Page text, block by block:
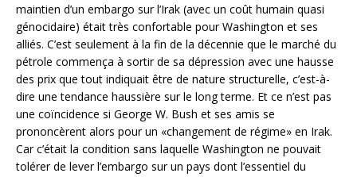
maintien d’un embargo sur l’Irak (avec un coût humain quasi
génocidaire) était très confortable pour Washington et ses
alliés. C’est seulement à la fin de la décennie que le marché du
pétrole commença à sortir de sa dépression avec une hausse
des prix que tout indiquait être de nature structurelle, c’est-à-
dire une tendance haussière sur le long terme. Et ce n’est pas
une coïncidence si George W. Bush et ses amis se
prononcèrent alors pour un «changement de régime» en Irak.
Car c’était la condition sans laquelle Washington ne pouvait
tolérer de lever l’embargo sur un pays dont l’essentiel du